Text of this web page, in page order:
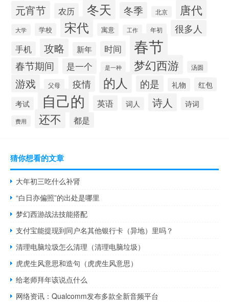
元宵节 农历 冬天 冬季 北京 唐代
大学 学校 宋代 寓意 工作 年初 很多人
手机 攻略 新年 时间 春节
春节期间 是一个 是一种 梦幻西游 汤圆
游戏 父母 疫情 的人 的是 礼物 红包
考试 自己的 英语 词人 诗人 诗词
费用 还不 都是
猜你想看的文章
大年初三吃什么补肾
“白日亦偏照”的出处是哪里
梦幻西游战法技能搭配
支付宝能提现到同户名其他银行卡（异地）里吗？
清理电脑垃圾怎么清理（清理电脑垃圾）
虎虎生风意思和造句（虎虎生风意思）
给老师拜年该说点什么
网络资讯：Qualcomm发布多款全新音频平台